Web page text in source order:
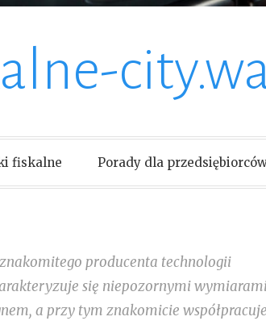
fiskalne Porady dla
producenta technologii
się niepozornymi
a przy tym znakomicie